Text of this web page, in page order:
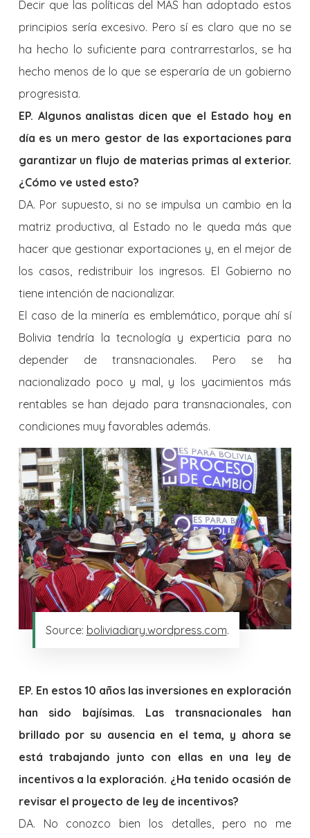
Decir que las políticas del MAS han adoptado estos
principios sería excesivo. Pero sí es claro que no se
ha hecho lo suficiente para contrarrestarlos, se ha
hecho menos de lo que se esperaría de un gobierno
progresista.
EP. Algunos analistas dicen que el Estado hoy en
día es un mero gestor de las exportaciones para
garantizar un flujo de materias primas al exterior.
¿Cómo ve usted esto?
DA. Por supuesto, si no se impulsa un cambio en la
matriz productiva, al Estado no le queda más que
hacer que gestionar exportaciones y, en el mejor de
los casos, redistribuir los ingresos. El Gobierno no
tiene intención de nacionalizar.
El caso de la minería es emblemático, porque ahí sí
Bolivia tendría la tecnología y experticia para no
depender de transnacionales. Pero se ha
nacionalizado poco y mal, y los yacimientos más
rentables se han dejado para transnacionales, con
condiciones muy favorables además.
Source: boliviadiary.wordpress.com.
EP. En estos 10 años las inversiones en exploración
han sido bajísimas. Las transnacionales han
brillado por su ausencia en el tema, y ahora se
está trabajando junto con ellas en una ley de
incentivos a la exploración. ¿Ha tenido ocasión de
revisar el proyecto de ley de incentivos?
DA. No conozco bien los detalles, pero no me